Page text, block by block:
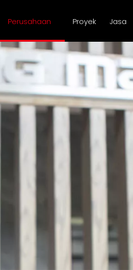
Perusahaan Proyek Jasa